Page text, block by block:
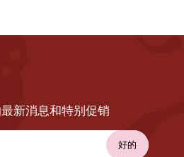
新消息和特别促销